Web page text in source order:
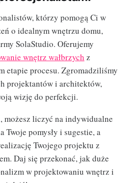
którzy pomogą Ci w
o idealnym wnętrzu domu,
SolaStudio. Oferujemy
wnętrz wałbrzych z
etapie procesu. Zgromadziliśmy
projektantów i architektów,
wizję do perfekcji.
możesz liczyć na indywidualne
Twoje pomysły i sugestie, a
Twojego projektu z
Daj się przekonać, jak duże
w projektowaniu wnętrz i